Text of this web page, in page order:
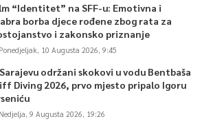
“Identitet” na SFF-u: Emotivna i
borba djece rođene zbog rata za
i zakonsko priznanje
Ponedjeljak, 10 Augusta 2026, 9:45
održani skokovi u vodu Bentbaša
Diving 2026, prvo mjesto pripalo Igoru
Nedjelja, 9 Augusta 2026, 19:26